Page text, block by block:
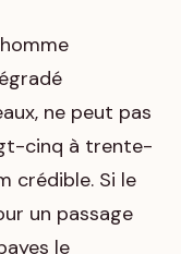
ne peut pas
cinq à trente-
crédible. Si le
un passage
le